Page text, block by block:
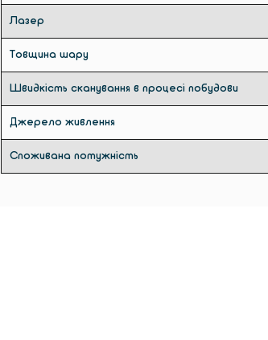
Лазер
Товщина шару
Швидкість сканування в процесі побудови
Джерело живлення
Споживана потужність